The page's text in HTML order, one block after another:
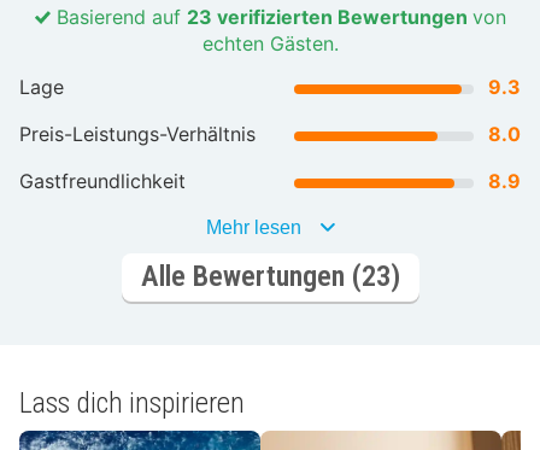
Basierend auf 23 verifizierten Bewertungen von
echten Gästen.
Lage
9.3
Preis-Leistungs-Verhältnis
8.0
Gastfreundlichkeit
8.9
Mehr lesen
Alle Bewertungen (23)
Lass dich inspirieren